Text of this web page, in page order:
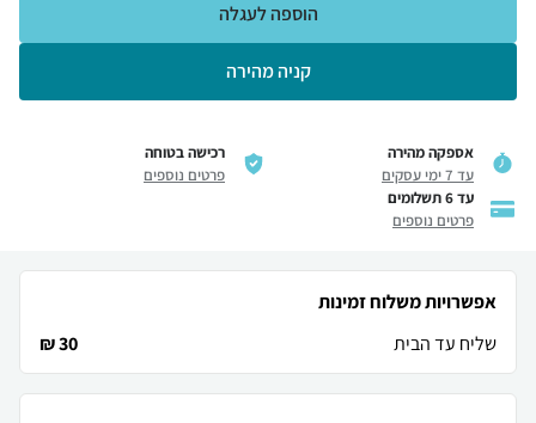
קניה מהירה
הוספה לעגלה
אספקה מהירה
עד 7 ימי עסקים
רכישה בטוחה
פרטים נוספים
עד 6 תשלומים
פרטים נוספים
אפשרויות משלוח זמינות
שליח עד הבית
30 ₪